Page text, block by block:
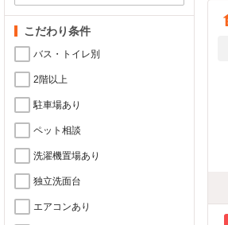
こだわり条件
バス・トイレ別
2階以上
駐車場あり
ペット相談
洗濯機置場あり
独立洗面台
エアコンあり